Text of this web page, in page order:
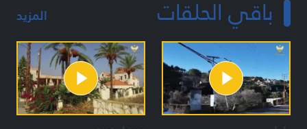
باقي الحلقات المزيد